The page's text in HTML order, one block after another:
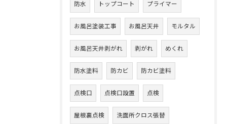
防水 トップコート プライマー
お風呂塗装工事 お風呂天井 モルタル
お風呂天井剥がれ 剥がれ めくれ
防水塗料 防カビ 防カビ塗料
点検口 点検口設置 点検
屋根裏点検 洗面所クロス張替